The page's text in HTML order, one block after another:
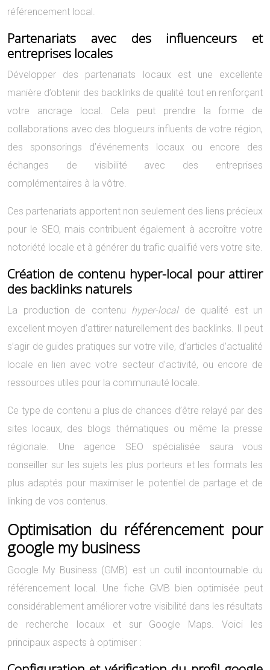
référencement local.
Partenariats avec des influenceurs et
entreprises locales
Développer des partenariats locaux est une excellente
manière d’obtenir des backlinks de qualité tout en renforçant
votre ancrage local. Cela peut prendre la forme de
collaborations avec des blogueurs influents de votre région,
des sponsorings d’événements locaux ou encore des
échanges de visibilité avec des entreprises
complémentaires à la vôtre.
Ces partenariats apportent non seulement des liens précieux
pour le SEO, mais contribuent également à accroître votre
notoriété locale et à générer du trafic qualifié vers votre site.
Création de contenu hyper-local pour attirer
des backlinks naturels
La production de contenu hyper-local de qualité est un
excellent moyen d’attirer naturellement des backlinks. Il peut
s’agir de guides pratiques sur votre ville, d’articles d’actualité
locale en lien avec votre secteur d’activité, ou encore de
ressources utiles pour la communauté locale.
Ce type de contenu a plus de chances d’être relayé par des
sites locaux, des blogs thématiques ou même la presse
régionale. Une agence SEO spécialisée saura vous
conseiller sur les sujets les plus porteurs et les formats les
plus adaptés pour maximiser le potentiel de partage et de
linking de vos contenus.
Optimisation du référencement pour
google my business
Google My Business (GMB) est un outil incontournable du
référencement local. Une fiche GMB bien optimisée peut
considérablement améliorer votre visibilité dans les résultats
de recherche locaux et sur Google Maps. Voici les
principaux aspects à optimiser :